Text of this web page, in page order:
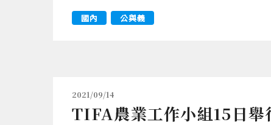
國內 公與義
2021/09/14
TIFA農業工作小組15日舉